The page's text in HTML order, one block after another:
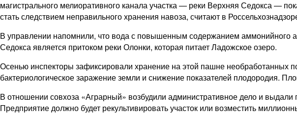
магистрального мелиоративного канала участка — реки Верхняя Седокса —
стать следствием неправильного хранения навоза, считают в
В управлении напомнили, что вода с повышенным содержанием аммонийного
Седокса является притоком реки Олонки, которая питает Ладожское озеро.
Осенью инспекторы зафиксировали хранение на этой пашне необработанных
бактериологическое заражение земли и снижение показателей плодородия.
В отношении совхоза «Аграрный» возбудили административное дело и
Предприятие должно будет рекультивировать участок или возместить